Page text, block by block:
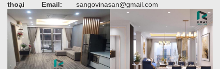
thoại
Email:
sangovinasan@gmail.com